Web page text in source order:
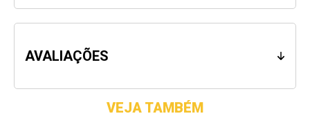
Comprimento: 7,3cm
Largura: 5,1cm
Garantia: 12 meses (Ofertada pelo fabricante)
elétrica.
AVALIAÇÕES
VEJA TAMBÉM